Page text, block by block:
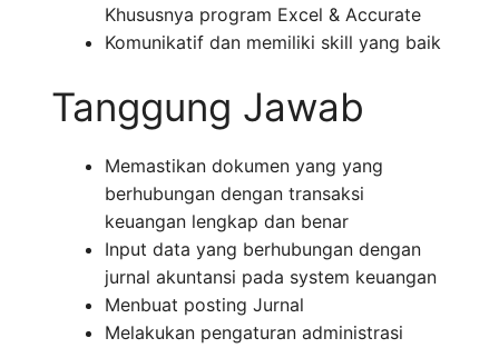
Khususnya program Excel & Accurate
Komunikatif dan memiliki skill yang baik
Tanggung Jawab
Memastikan dokumen yang yang
berhubungan dengan transaksi
keuangan lengkap dan benar
Input data yang berhubungan dengan
jurnal akuntansi pada system keuangan
Menbuat posting Jurnal
Melakukan pengaturan administrasi